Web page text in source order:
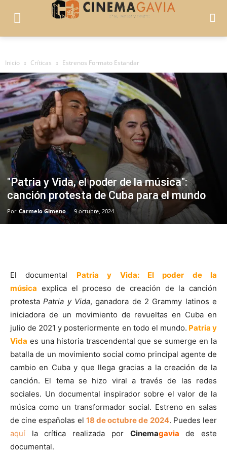
Inicio Críticas Estrenos Formato Estandar
"Patria y Vida, el poder de la música":
canción protesta de Cuba para el mundo
Por Carmelo Gimeno - 9 octubre, 2024
El documental Patria y Vida: El poder de la
música explica el proceso de creación de la canción
protestaPatria y Vida, ganadora de 2 Grammy latinos e
iniciadora de un movimiento de revueltas en Cuba en
julio de 2021 y posteriormente en todo el mundo. Patria y
Vida es una historia trascendental que se sumerge en la
batalla de un movimiento social como principal agente de
cambio en Cuba y que llega gracias a la creación de la
canción. El tema se hizo viral a través de las redes
sociales. Un documental inspirador sobre el valor de la
música como un transformador social. Estreno en salas
de cine españolas el 18 de octubre de 2024. Puedes leer
aquí la crítica realizada por Cinemagavia de este
documental.